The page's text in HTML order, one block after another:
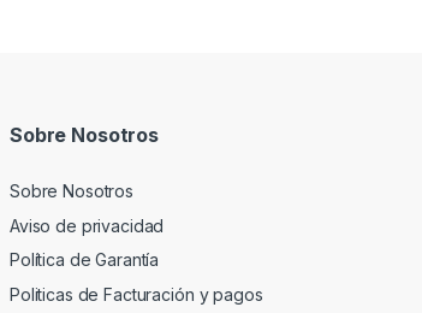
Sobre Nosotros
Sobre Nosotros
Aviso de privacidad
Política de Garantía
Politicas de Facturación y pagos